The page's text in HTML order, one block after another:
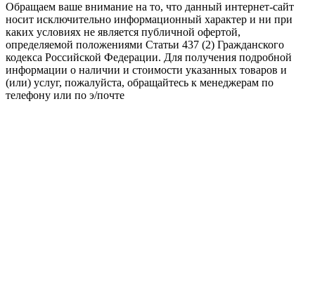
Обращаем ваше внимание на то, что данный интернет-сайт
носит исключительно информационный характер и ни при
каких условиях не является публичной офертой,
определяемой положениями Статьи 437 (2) Гражданского
кодекса Российской Федерации. Для получения подробной
информации о наличии и стоимости указанных товаров и
(или) услуг, пожалуйста, обращайтесь к менеджерам по
телефону или по э/почте